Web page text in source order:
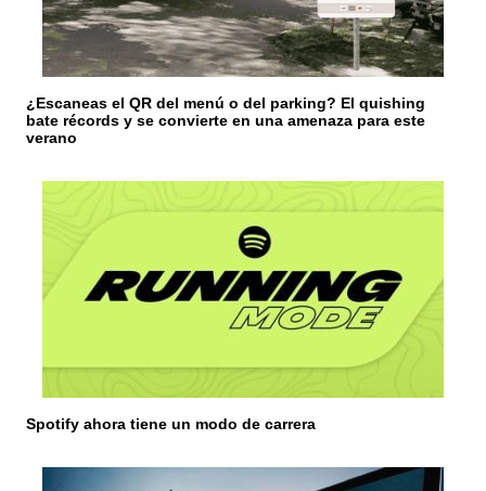
n
r
a
d
¿Escaneas el QR del menú o del parking? El quishing
bate récords y se convierte en una amenaza para este
verano
Spotify ahora tiene un modo de carrera